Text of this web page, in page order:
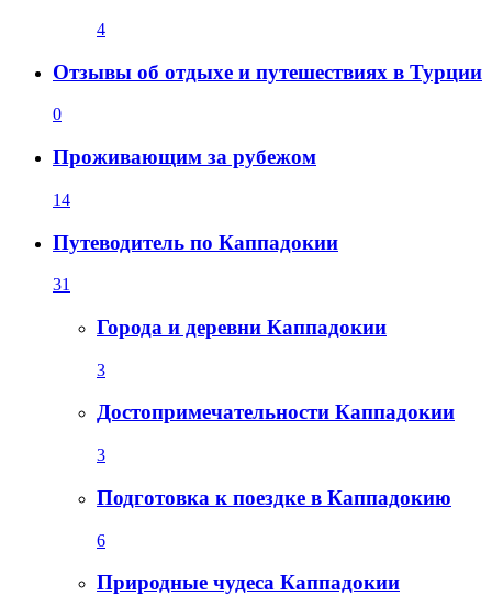
4
Отзывы об отдыхе и путешествиях в Турции
0
Проживающим за рубежом
14
Путеводитель по Каппадокии
31
Города и деревни Каппадокии
3
Достопримечательности Каппадокии
3
Подготовка к поездке в Каппадокию
6
Природные чудеса Каппадокии